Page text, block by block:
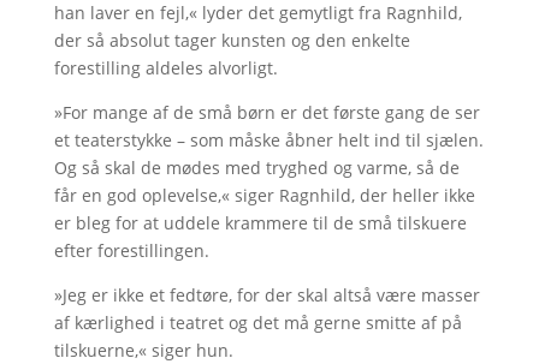
han laver en fejl,« lyder det gemytligt fra Ragnhild,
der så absolut tager kunsten og den enkelte
forestilling aldeles alvorligt.
»For mange af de små børn er det første gang de ser
et teaterstykke – som måske åbner helt ind til sjælen.
Og så skal de mødes med tryghed og varme, så de
får en god oplevelse,« siger Ragnhild, der heller ikke
er bleg for at uddele krammere til de små tilskuere
efter forestillingen.
»Jeg er ikke et fedtøre, for der skal altså være masser
af kærlighed i teatret og det må gerne smitte af på
tilskuerne,« siger hun.